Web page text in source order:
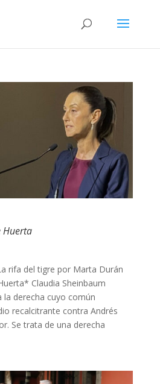
Huerta
rifa del tigre por Marta Durán
Claudia Sheinbaum
la derecha cuyo común
recalcitrante contra Andrés
Se trata de una derecha